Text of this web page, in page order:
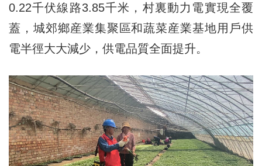
0.22千伏線路3.85千米，村裏動力電實現全覆
蓋，城郊鄉産業集聚區和蔬菜産業基地用戶供
電半徑大大減少，供電品質全面提升。